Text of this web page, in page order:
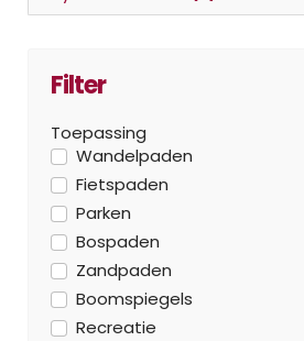
Filter
Toepassing
Wandelpaden
Fietspaden
Parken
Bospaden
Zandpaden
Boomspiegels
Recreatie